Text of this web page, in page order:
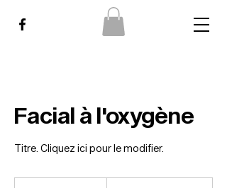
Facial à l'oxygène
Titre. Cliquez ici pour le modifier.